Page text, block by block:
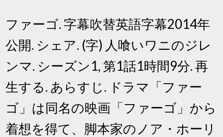
ファーゴ. 字幕吹替英語字幕2014年
公開. シェア. (字) 人喰いワニのジレ
ンマ. シーズン1, 第1話1時間9分. 再
生する. あらすじ. ドラマ「ファー
ゴ」は同名の映画「ファーゴ」から
着想を得て、脚本家のノア・ホーリ